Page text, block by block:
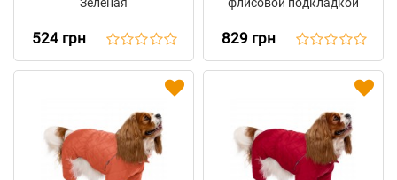
524 грн 829 грн